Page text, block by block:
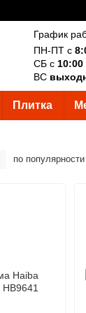
График
ПН-ПТ с
СБ с
ВС
Плитка
по популярности